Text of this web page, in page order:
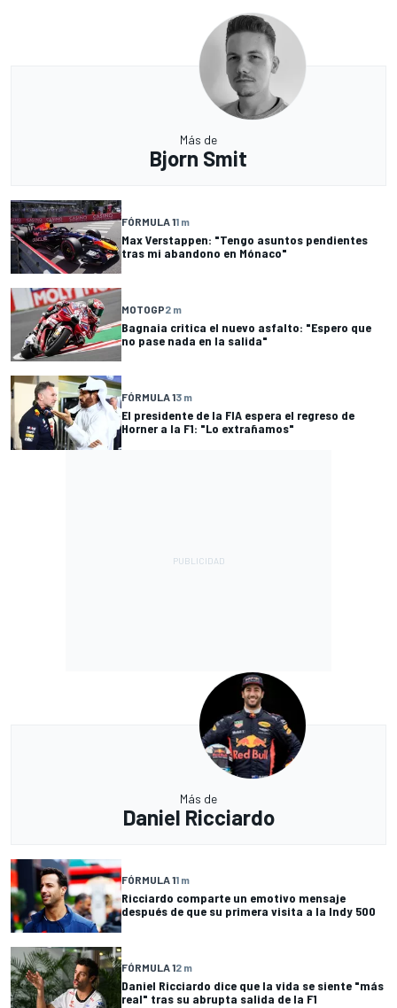
Más de
Bjorn Smit
FÓRMULA 11 m
Max Verstappen: "Tengo asuntos pendientes
tras mi abandono en Mónaco"
MOTOGP2 m
Bagnaia critica el nuevo asfalto: "Espero que
no pase nada en la salida"
FÓRMULA 13 m
El presidente de la FIA espera el regreso de
Horner a la F1: "Lo extrañamos"
Más de
Daniel Ricciardo
FÓRMULA 11 m
Ricciardo comparte un emotivo mensaje
después de que su primera visita a la Indy 500
FÓRMULA 12 m
Daniel Ricciardo dice que la vida se siente "más
real" tras su abrupta salida de la F1